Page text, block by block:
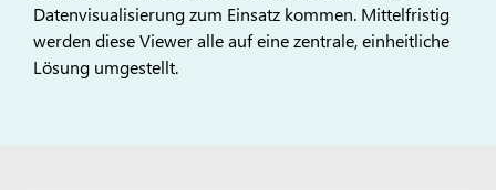
Datenvisualisierung zum Einsatz kommen. Mittelfristig
werden diese Viewer alle auf eine zentrale, einheitliche
Lösung umgestellt.